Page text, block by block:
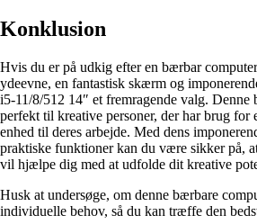
Konklusion
Hvis du er på udkig efter en bærbar
ydeevne, en fantastisk skærm og
i5-11/8/512 14″ et fremragende valg. Denne
perfekt til kreative personer, der har brug for
enhed til deres arbejde. Med dens
praktiske funktioner kan du være sikker på,
vil hjælpe dig med at udfolde dit kreative
Husk at undersøge, om denne bærbare
individuelle behov, så du kan træffe den